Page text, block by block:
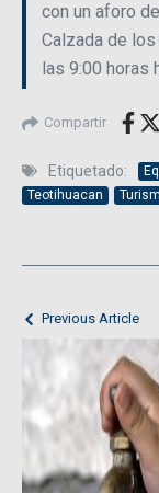
con un aforo
Calzada de
las 9:00 horas
Compartir
Etiquetado:
Teotihuacan
Previous Article